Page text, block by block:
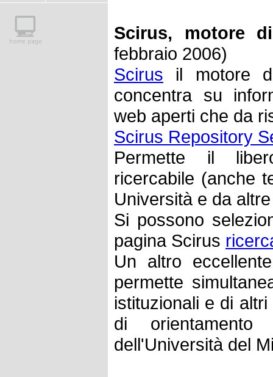
Scirus, motore
febbraio 2006)
Scirus il motore
concentra su
web aperti che da
Scirus Repository
Permette il
ricercabile (anche
Università e da
Si possono
pagina Scirus
Un altro
permette
istituzionali e di
di
dell'Università del